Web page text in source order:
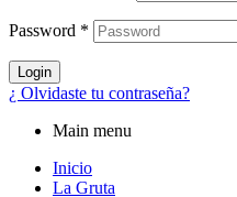
Password *
Login
¿ Olvidaste tu contraseña?
Main menu
Inicio
La Gruta